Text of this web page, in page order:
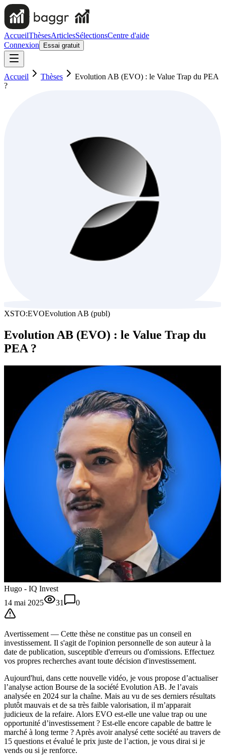
AccueilThèsesArticlesSélectionsCentre d'aide
Connexion
Essai gratuit
Accueil Thèses
Evolution AB (EVO) : le Value Trap du PEA
?
XSTO:EVOEvolution AB (publ)
Evolution AB (EVO) : le Value Trap du
PEA ?
Hugo - IQ Invest
14 mai 2025
31 0
Avertissement — Cette thèse ne constitue pas un conseil en
investissement. Il s'agit de l'opinion personnelle de son auteur à la
date de publication, susceptible d'erreurs ou d'omissions. Effectuez
vos propres recherches avant toute décision d'investissement.
Aujourd'hui, dans cette nouvelle vidéo, je vous propose d’actualiser
l’analyse action Bourse de la société Evolution AB. Je l’avais
analysée en 2024 sur la chaîne. Mais au vu de ses derniers résultats
plutôt mauvais et de sa très faible valorisation, il m’apparait
judicieux de la refaire. Alors EVO est-elle une value trap ou une
opportunité d’investissement ? Est-elle encore capable de battre le
marché à long terme ? Après avoir analysé cette société au travers de
15 questions et évalué le prix juste de l’action, je vous dirai si je
vends ou si je renforce.